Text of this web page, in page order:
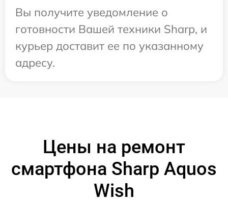
Вы получите уведомление о
готовности Вашей техники Sharp, и
курьер доставит ее по указанному
адресу.
Цены на ремонт
смартфона Sharp Aquos
Wish